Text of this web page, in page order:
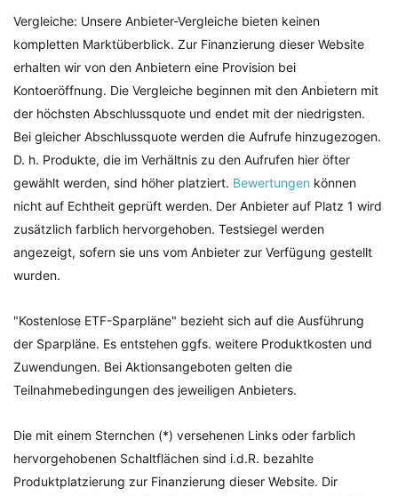
Vergleiche: Unsere Anbieter-Vergleiche bieten keinen
kompletten Marktüberblick. Zur Finanzierung dieser Website
erhalten wir von den Anbietern eine Provision bei
Kontoeröffnung. Die Vergleiche beginnen mit den Anbietern mit
der höchsten Abschlussquote und endet mit der niedrigsten.
Bei gleicher Abschlussquote werden die Aufrufe hinzugezogen.
D. h. Produkte, die im Verhältnis zu den Aufrufen hier öfter
gewählt werden, sind höher platziert. Bewertungen können
nicht auf Echtheit geprüft werden. Der Anbieter auf Platz 1 wird
zusätzlich farblich hervorgehoben. Testsiegel werden
angezeigt, sofern sie uns vom Anbieter zur Verfügung gestellt
wurden.
"Kostenlose ETF-Sparpläne" bezieht sich auf die Ausführung
der Sparpläne. Es entstehen ggfs. weitere Produktkosten und
Zuwendungen. Bei Aktionsangeboten gelten die
Teilnahmebedingungen des jeweiligen Anbieters.
Die mit einem Sternchen (*) versehenen Links oder farblich
hervorgehobenen Schaltflächen sind i.d.R. bezahlte
Produktplatzierung zur Finanzierung dieser Website. Dir